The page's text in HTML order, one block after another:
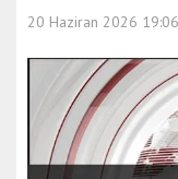
20 Haziran 2026 19:06